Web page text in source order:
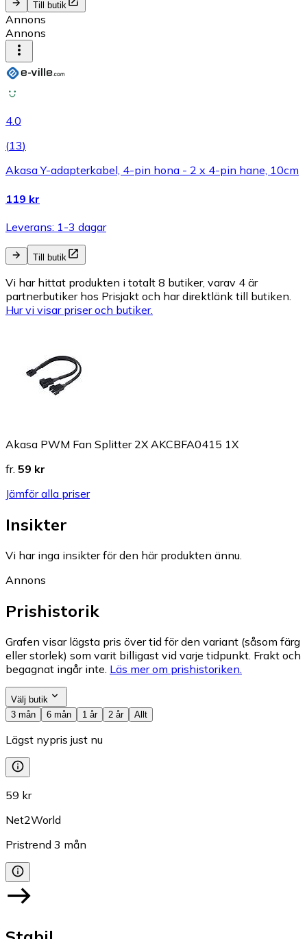
Till butik
Annons
Annons
4.0
(13)
Akasa Y-adapterkabel, 4-pin hona - 2 x 4-pin hane, 10cm
119 kr
Leverans: 1-3 dagar
Till butik
Vi har hittat produkten i totalt 8 butiker, varav 4 är
partnerbutiker hos Prisjakt och har direktlänk till butiken.
Hur vi visar priser och butiker.
Akasa PWM Fan Splitter 2X AKCBFA0415 1X
fr. 59 kr
Jämför alla priser
Insikter
Vi har inga insikter för den här produkten ännu.
Annons
Prishistorik
Grafen visar lägsta pris över tid för den variant (såsom färg
eller storlek) som varit billigast vid varje tidpunkt. Frakt och
begagnat ingår inte. Läs mer om prishistoriken.
Välj butik
3 mån
6 mån 1 år 2 år Allt
Lägst nypris just nu
59 kr
Net2World
Pristrend 3 mån